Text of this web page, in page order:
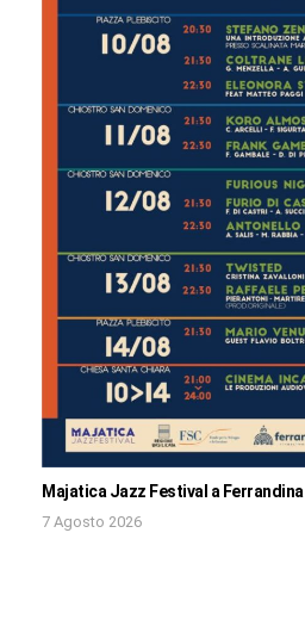
Majatica Jazz Festival a Ferrandina
7 Agosto 2026